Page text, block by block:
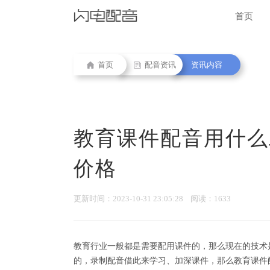
首页
首页 配音资讯 资讯内容
教育课件配音用什
价格
更新时间：2023-10-31 23:05:28 阅读：1633
教育行业一般都是需要配用课件的，那么现在的技
的，录制配音借此来学习、加深课件，那么教育课